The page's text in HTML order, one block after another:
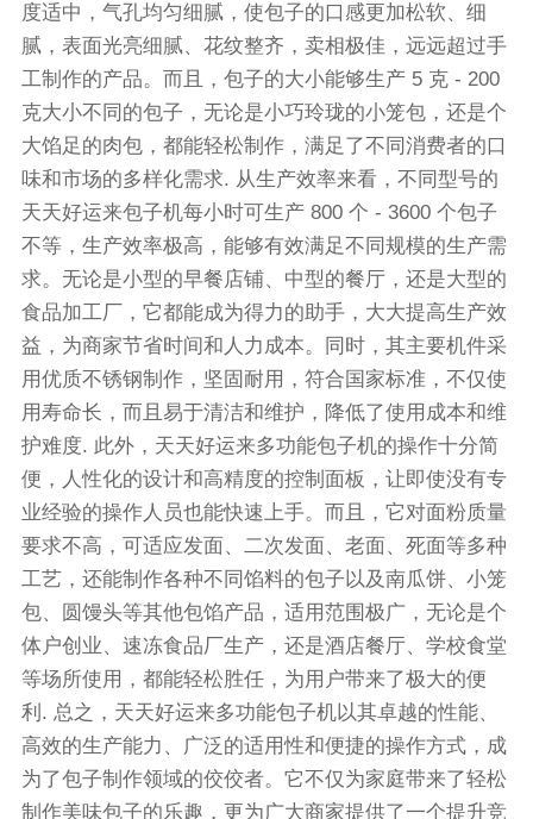
度适中，气孔均匀细腻，使包子的口感更加松软、细
腻，表面光亮细腻、花纹整齐，卖相极佳，远远超过手
工制作的产品。而且，包子的大小能够生产 5 克 - 200
克大小不同的包子，无论是小巧玲珑的小笼包，还是个
大馅足的肉包，都能轻松制作，满足了不同消费者的口
味和市场的多样化需求. 从生产效率来看，不同型号的
天天好运来包子机每小时可生产 800 个 - 3600 个包子
不等，生产效率极高，能够有效满足不同规模的生产需
求。无论是小型的早餐店铺、中型的餐厅，还是大型的
食品加工厂，它都能成为得力的助手，大大提高生产效
益，为商家节省时间和人力成本。同时，其主要机件采
用优质不锈钢制作，坚固耐用，符合国家标准，不仅使
用寿命长，而且易于清洁和维护，降低了使用成本和维
护难度. 此外，天天好运来多功能包子机的操作十分简
便，人性化的设计和高精度的控制面板，让即使没有专
业经验的操作人员也能快速上手。而且，它对面粉质量
要求不高，可适应发面、二次发面、老面、死面等多种
工艺，还能制作各种不同馅料的包子以及南瓜饼、小笼
包、圆馒头等其他包馅产品，适用范围极广，无论是个
体户创业、速冻食品厂生产，还是酒店餐厅、学校食堂
等场所使用，都能轻松胜任，为用户带来了极大的便
利. 总之，天天好运来多功能包子机以其卓越的性能、
高效的生产能力、广泛的适用性和便捷的操作方式，成
为了包子制作领域的佼佼者。它不仅为家庭带来了轻松
制作美味包子的乐趣，更为广大商家提供了一个提升竞